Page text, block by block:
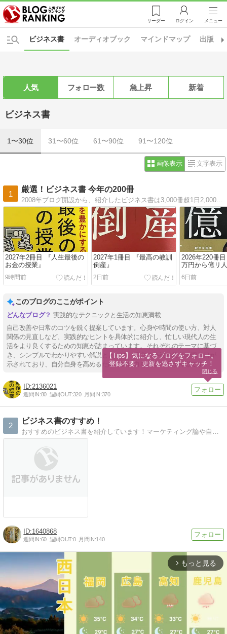
リーダー ログイン メニュー
オーディオブック
ビジネス書 マインドマップ 出版
人気 フォロー数 急上昇 新着
ビジネス書
1〜30位 31〜60位 61〜90位 91〜120位
画像表示 文字表示
1
厳選！ビジネス書 今年の200冊
2008年ブログ開設から、紹介したビジネス書は3,000冊超1日2,000ＰＶの仕事力を上げる書評ブログ
2027年2冊目 『人生最後の
お金の授業』
9時間前
2027年1冊目 『最高の教訓
倒産』
2日前
2026年220冊
万円から億リ
6日前
このブログのここがポイント
実践的なテクニックと生活の知恵満載
自己改善や日常のコツを鋭く提案しています。心身や時間の使い方、対人
関係の見直しなど、実践的なヒントを具体的に紹介し、忙しい現代人の生
活をより良くするための知恵が詰まっています。それぞれのテーマに基づ
き、シンプルでわかりやすい解説とともに、役立つ小技や思考の切り口が
示されており、自分自身を高めるための実行力を促す内容が特徴です。
2136021
週間IN:80 週間OUT:320 月間IN:370
2
ビジネス書のすすめ！
おすすめのビジネス書を紹介しています！マーケティング論や自己啓発書などビジネスに役立つおすすめのビジネス書の紹介です！
1640868
週間IN:60 週間OUT:0 月間IN:140
arrow_forward_ios もっと見る
【Tips】気になるブログをフォロー。
登録不要。更新を逃さずキャッチ！
閉じる